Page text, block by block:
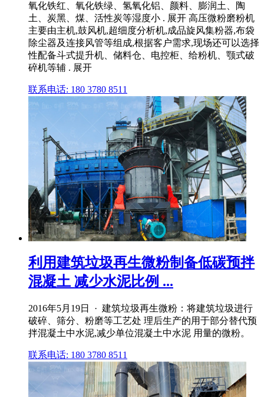
氧化铁红、氧化铁绿、氢氧化铝、颜料、膨润土、陶
土、炭黑、煤、活性炭等湿度小 . 展开 高压微粉磨粉机
主要由主机,鼓风机,超细度分析机,成品旋风集粉器,布袋
除尘器及连接风管等组成,根据客户需求,现场还可以选择
性配备斗式提升机、储料仓、电控柜、给粉机、颚式破
碎机等辅 . 展开
联系电话: 180 3780 8511
利用建筑垃圾再生微粉制备低碳预拌
混凝土 减少水泥比例 ...
2016年5月19日 · 建筑垃圾再生微粉：将建筑垃圾进行
破碎、筛分、粉磨等工艺处 理后生产的用于部分替代预
拌混凝土中水泥,减少单位混凝土中水泥 用量的微粉。
联系电话: 180 3780 8511